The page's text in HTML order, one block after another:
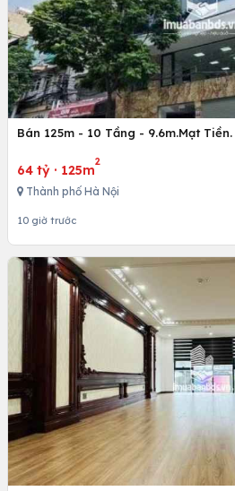
Bán 125m - 10 Tầng - 9.6m.Mạt
64 tỷ · 125m
2
Thành phố Hà Nội
10 giờ trước